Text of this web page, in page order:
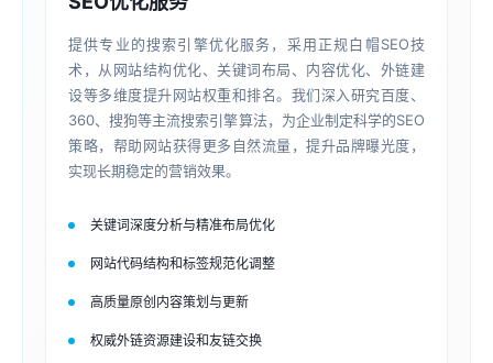
提供专业的搜索引擎优化服务，采用正规白帽SEO技
术，从网站结构优化、关键词布局、内容优化、外链建
设等多维度提升网站权重和排名。我们深入研究百度、
360、搜狗等主流搜索引擎算法，为企业制定科学的SEO
策略，帮助网站获得更多自然流量，提升品牌曝光度，
实现长期稳定的营销效果。
关键词深度分析与精准布局优化
网站代码结构和标签规范化调整
高质量原创内容策划与更新
权威外链资源建设和友链交换